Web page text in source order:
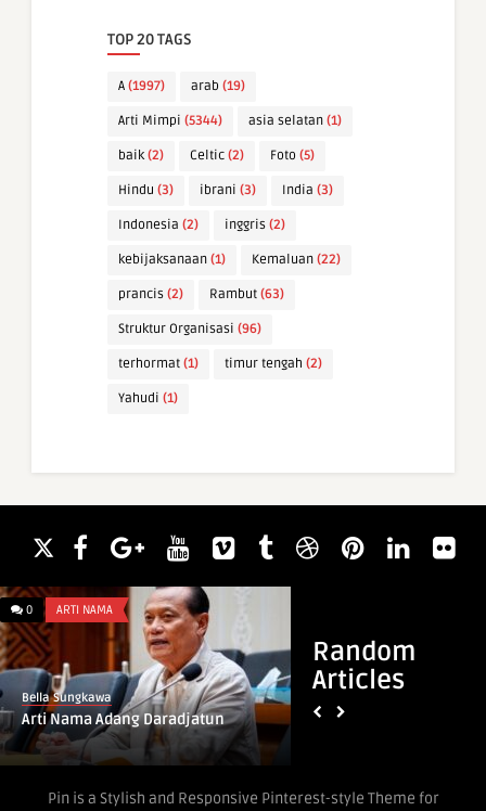
TOP 20 TAGS
A (1997) arab (19)
Arti Mimpi (5344) asia selatan (1)
baik (2) Celtic (2) Foto (5)
Hindu (3) ibrani (3) India (3)
Indonesia (2) inggris (2)
kebijaksanaan (1) Kemaluan (22)
prancis (2) Rambut (63)
Struktur Organisasi (96)
terhormat (1) timur tengah (2)
Yahudi (1)
Random
Articles
0 ARTI NAMA
Bella Sungkawa
Arti Nama Adang Daradjatun
Pin is a Stylish and Responsive Pinterest-style Theme for